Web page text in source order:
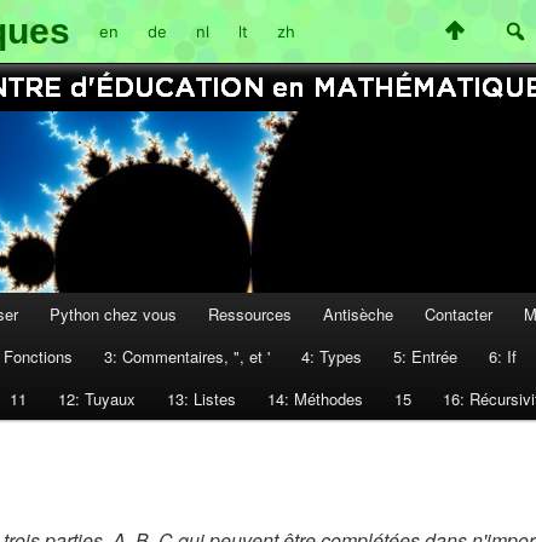
Python chez vous Ressources Antisèche Contacter
3: Commentaires, ", et ' 4: Types 5: Entrée 6: If
11 12: Tuyaux 13: Listes 14: Méthodes 15 16:
en de nl lt zh